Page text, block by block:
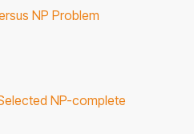
NP Problem
NP-complete